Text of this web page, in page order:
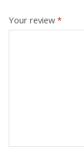
Your review*